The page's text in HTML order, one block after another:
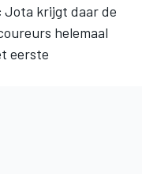
Jota krijgt daar de
helemaal
eerste